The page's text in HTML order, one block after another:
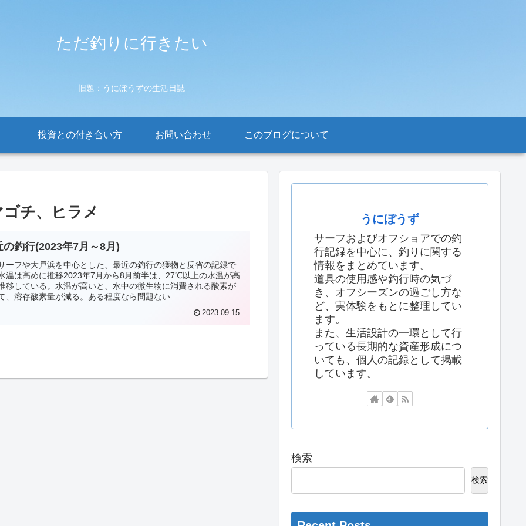
ただ釣りに行きたい
旧題：うにぼうずの生活日誌
投資との付き合い方 お問い合わせ このブログについて
チ、ヒラメ
の釣行(2023年7月～8月)
ーフや大戸浜を中心とした、最近の釣行の獲物と反省の記録で
温は高めに推移2023年7月から8月前半は、27℃以上の水温が高
移している。水温が高いと、水中の微生物に消費される酸素が
、溶存酸素量が減る。ある程度なら問題ない...
2023.09.15
うにぼうず
サーフおよびオフショアでの釣
行記録を中心に、釣りに関する
情報をまとめています。
道具の使用感や釣行時の気づ
き、オフシーズンの過ごし方な
ど、実体験をもとに整理してい
ます。
また、生活設計の一環として行
っている長期的な資産形成につ
いても、個人の記録として掲載
しています。
検索
検索